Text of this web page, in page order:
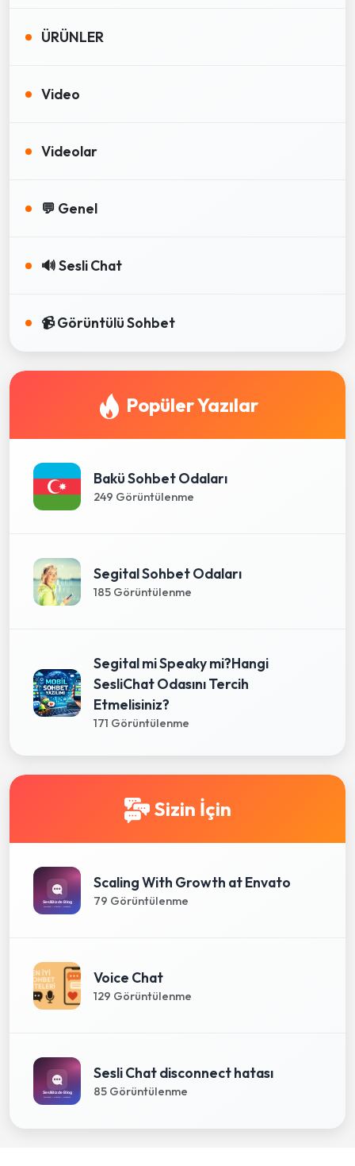
ÜRÜNLER
Video
Videolar
💬 Genel
🔊 Sesli Chat
📹 Görüntülü Sohbet
Popüler Yazılar
Bakü Sohbet Odaları
249 Görüntülenme
Segital Sohbet Odaları
185 Görüntülenme
Segital mi Speaky mi?Hangi
SesliChat Odasını Tercih
Etmelisiniz?
171 Görüntülenme
Sizin İçin
Scaling With Growth at Envato
79 Görüntülenme
Voice Chat
129 Görüntülenme
Sesli Chat disconnect hatası
85 Görüntülenme